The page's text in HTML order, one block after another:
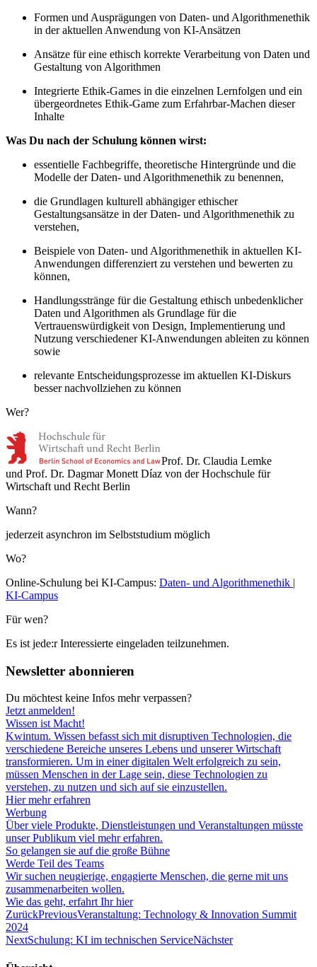
Formen und Ausprägungen von Daten- und Algorithmenethik
in der aktuellen Anwendung von KI-Ansätzen
Ansätze für eine ethisch korrekte Verarbeitung von Daten und
Gestaltung von Algorithmen
Integrierte Ethik-Games in die einzelnen Lernfolgen und ein
übergeordnetes Ethik-Game zum Erfahrbar-Machen dieser
Inhalte
Was Du nach der Schulung können wirst:
essentielle Fachbegriffe, theoretische Hintergründe und die
Modelle der Daten- und Algorithmenethik zu benennen,
die Grundlagen kulturell abhängiger ethischer
Gestaltungsansätze in der Daten- und Algorithmenethik zu
verstehen,
Beispiele von Daten- und Algorithmenethik in aktuellen KI-
Anwendungen differenziert zu verstehen und bewerten zu
können,
Handlungsstränge für die Gestaltung ethisch unbedenklicher
Daten und Algorithmen als Grundlage für die
Vertrauenswürdigkeit von Design, Implementierung und
Nutzung verschiedener KI-Anwendungen ableiten zu können
sowie
relevante Entscheidungsprozesse im aktuellen KI-Diskurs
besser nachvollziehen zu können
Wer?
Prof. Dr. Claudia Lemke
und Prof. Dr. Dagmar Monett Díaz von der Hochschule für
Wirtschaft und Recht Berlin
Wann?
jederzeit asynchron im Selbststudium möglich
Wo?
Online-Schulung bei KI-Campus: Daten- und Algorithmenethik |
KI-Campus
Für wen?
Es ist jede:r Interessierte eingeladen teilzunehmen.
Newsletter abonnieren
Du möchtest keine Infos mehr verpassen?
Jetzt anmelden!
Wissen ist Macht!
Kwintum. Wissen befasst sich mit disruptiven Technologien, die
verschiedene Bereiche unseres Lebens und unserer Wirtschaft
transformieren. Um in einer digitalen Welt erfolgreich zu sein,
müssen Menschen in der Lage sein, diese Technologien zu
verstehen, zu nutzen und sich auf sie einzustellen.
Hier mehr erfahren
Werbung
Über viele Produkte, Dienstleistungen und Veranstaltungen müsste
unser Publikum viel mehr erfahren.
So gelangen sie auf die große Bühne
Werde Teil des Teams
Wir suchen neugierige, engagierte Menschen, die gerne mit uns
zusammenarbeiten wollen.
Wie das geht, erfahrt Ihr hier
ZurückPreviousVeranstaltung: Technology & Innovation Summit
2024
NextSchulung: KI im technischen ServiceNächster